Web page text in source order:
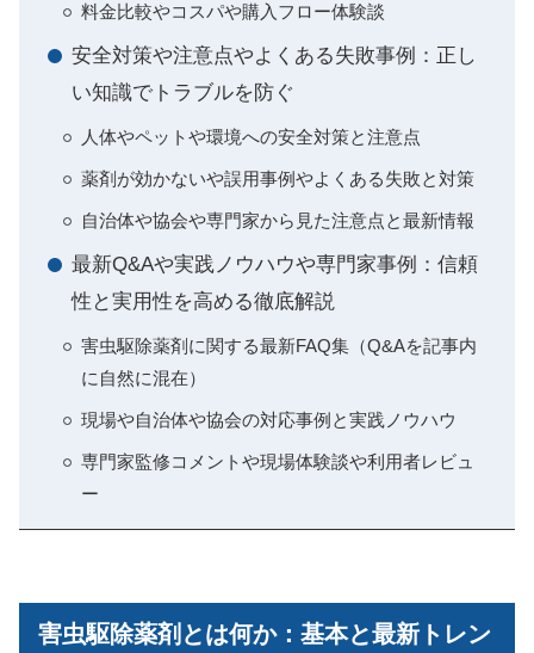
料金比較やコスパや購入フロー体験談
安全対策や注意点やよくある失敗事例：正し
い知識でトラブルを防ぐ
人体やペットや環境への安全対策と注意点
薬剤が効かないや誤用事例やよくある失敗と対策
自治体や協会や専門家から見た注意点と最新情報
最新Q&Aや実践ノウハウや専門家事例：信頼
性と実用性を高める徹底解説
害虫駆除薬剤に関する最新FAQ集（Q&Aを記事内
に自然に混在）
現場や自治体や協会の対応事例と実践ノウハウ
専門家監修コメントや現場体験談や利用者レビュ
ー
害虫駆除薬剤とは何か：基本と最新トレン